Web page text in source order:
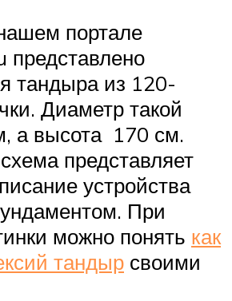
портале
представлено
тандыра из 120-
Диаметр такой
а высота 170 см.
представляет
устройства
При
можно понять как
тандыр своими